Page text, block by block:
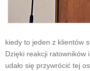
kiedy to jeden z klientów
Dzięki reakcji ratowników
udało się przywrócić tej